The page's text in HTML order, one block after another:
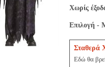
Χωρίς
Επιλογή -
Σταθερά
Εδώ θα